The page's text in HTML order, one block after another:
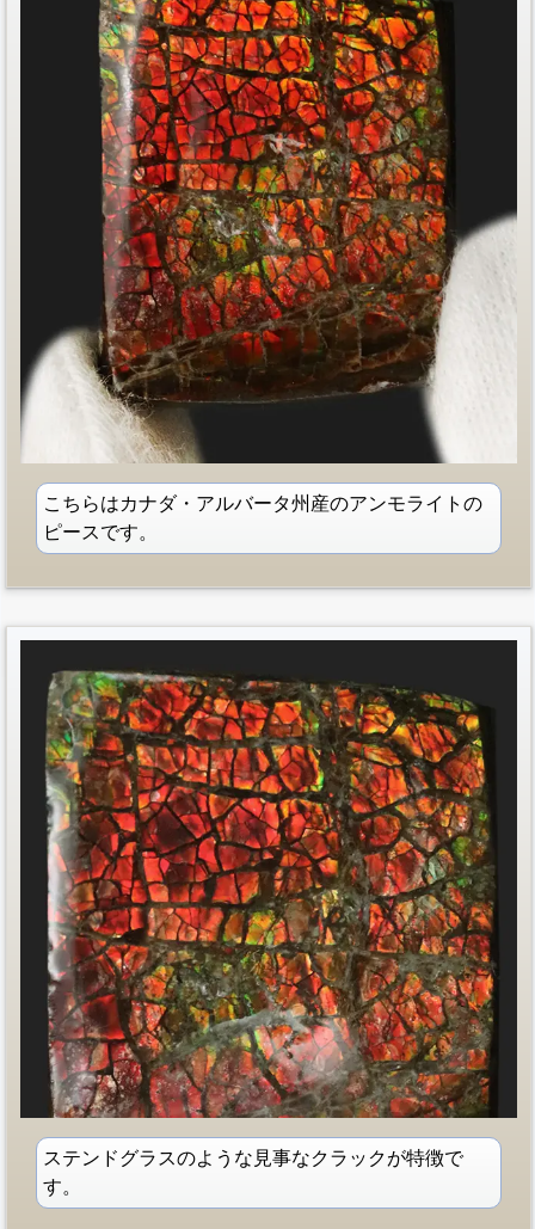
こちらはカナダ・アルバータ州産のアンモライトの
ピースです。
ステンドグラスのような見事なクラックが特徴で
す。